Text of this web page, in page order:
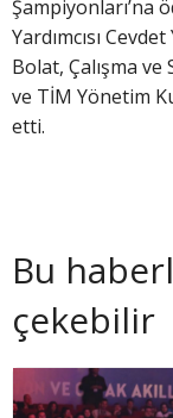
Şampiyonları’na
Yardımcısı
Bolat, Çalışma ve
ve TİM Yönetim
etti.
Bu
çekebilir